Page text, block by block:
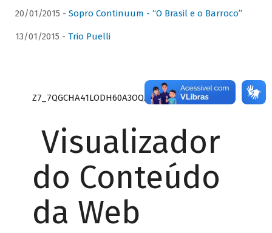
20/01/2015 - Sopro Continuum - “O Brasil e o Barroco”
13/01/2015 - Trio Puelli
Z7_7QGCHA41LODH60A3OQA8RN1415
Visualizador
do Conteúdo
da Web